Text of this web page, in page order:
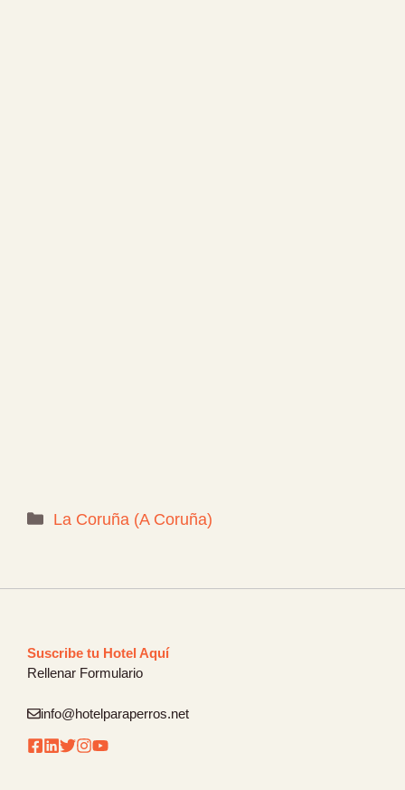
Categorías
La Coruña (A Coruña)
Suscribe tu Hotel Aquí
Rellenar Formulario
info@hotelparaperros.net